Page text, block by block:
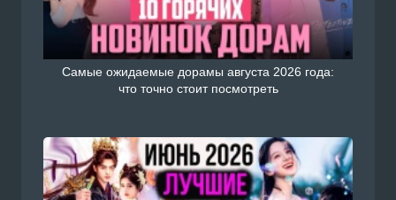
Самые ожидаемые дорамы августа 2026 года:
что точно стоит посмотреть